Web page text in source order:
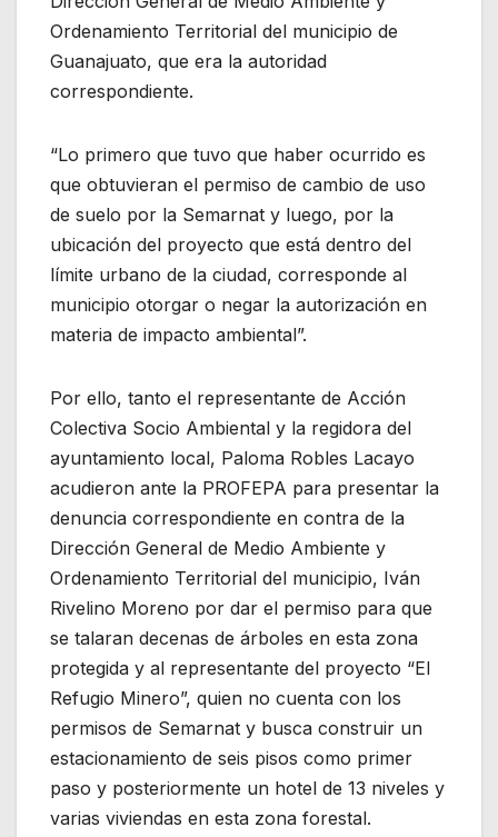
Ordenamiento Territorial del municipio de
Guanajuato, que era la autoridad
correspondiente.
“Lo primero que tuvo que haber ocurrido es
que obtuvieran el permiso de cambio de uso
de suelo por la Semarnat y luego, por la
ubicación del proyecto que está dentro del
límite urbano de la ciudad, corresponde al
municipio otorgar o negar la autorización en
materia de impacto ambiental”.
Por ello, tanto el representante de Acción
Colectiva Socio Ambiental y la regidora del
ayuntamiento local, Paloma Robles Lacayo
acudieron ante la PROFEPA para presentar la
denuncia correspondiente en contra de la
Dirección General de Medio Ambiente y
Ordenamiento Territorial del municipio, Iván
Rivelino Moreno por dar el permiso para que
se talaran decenas de árboles en esta zona
protegida y al representante del proyecto “El
Refugio Minero”, quien no cuenta con los
permisos de Semarnat y busca construir un
estacionamiento de seis pisos como primer
paso y posteriormente un hotel de 13 niveles y
varias viviendas en esta zona forestal.